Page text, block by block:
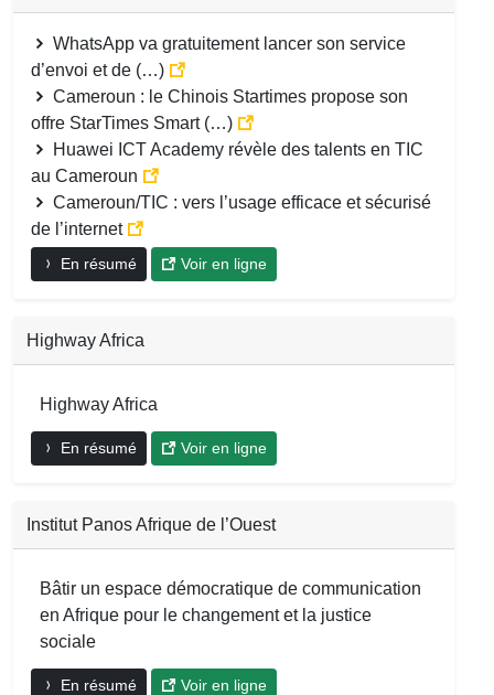
WhatsApp va gratuitement lancer son service
d’envoi et de (…)
Cameroun : le Chinois Startimes propose son
offre StarTimes Smart (…)
Huawei ICT Academy révèle des talents en TIC
au Cameroun
Cameroun/TIC : vers l’usage efficace et sécurisé
de l’internet
En résumé Voir en ligne
Highway Africa
Highway Africa
En résumé Voir en ligne
Institut Panos Afrique de l’Ouest
Bâtir un espace démocratique de communication
en Afrique pour le changement et la justice
sociale
En résumé Voir en ligne